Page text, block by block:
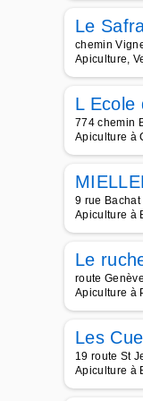
Le
chemin
Apiculture,
L Ecole
774 chemin
Apiculture à
9 rue
Apiculture à
Le
route
Apiculture à
Les
19 route St
Apiculture à